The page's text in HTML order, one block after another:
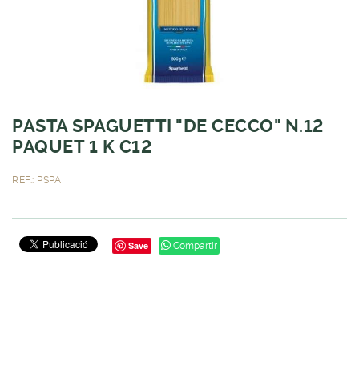
PASTA SPAGUETTI "DE CECCO" N.12
PAQUET 1 K C12
REF.: PSPA
Save Compartir